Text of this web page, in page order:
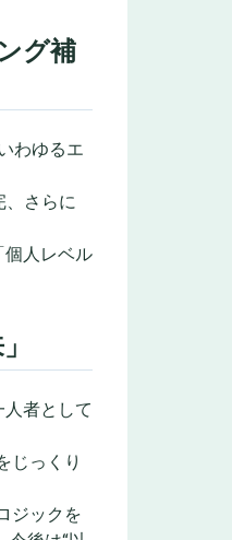
グ補
わゆるエ
、さらに
個人レベル
者として
じっくり
ジックを